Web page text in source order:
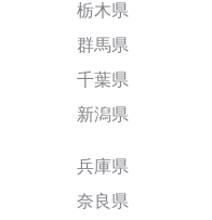
栃木県
群馬県
千葉県
新潟県
兵庫県
奈良県